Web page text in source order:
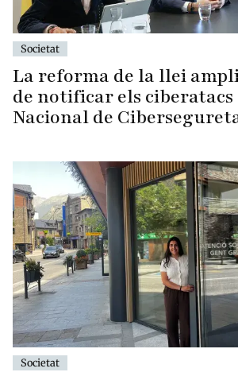
Societat
La reforma de la llei
de notificar els ciberatacs
Nacional de
Societat